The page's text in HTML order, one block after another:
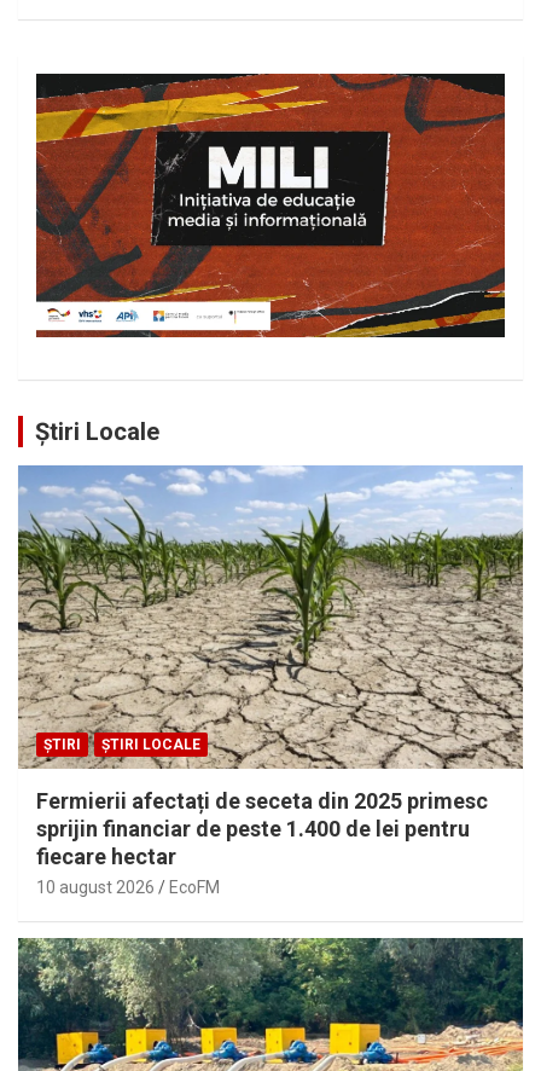
Știri Locale
ȘTIRI ȘTIRI LOCALE
Fermierii afectați de seceta din 2025 primesc
sprijin financiar de peste 1.400 de lei pentru
fiecare hectar
10 august 2026 EcoFM